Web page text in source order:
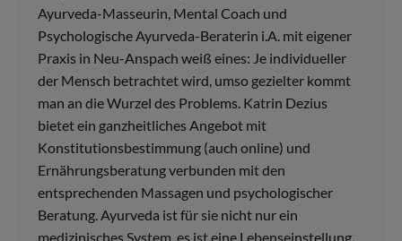
Ayurveda-Masseurin, Mental Coach und
Psychologische Ayurveda-Beraterin i.A. mit eigener
Praxis in Neu-Anspach weiß eines: Je individueller
der Mensch betrachtet wird, umso gezielter kommt
man an die Wurzel des Problems. Katrin Dezius
bietet ein ganzheitliches Angebot mit
Konstitutionsbestimmung (auch online) und
Ernährungsberatung verbunden mit den
entsprechenden Massagen und psychologischer
Beratung. Ayurveda ist für sie nicht nur ein
medizinisches System, es ist eine Lebenseinstellung,